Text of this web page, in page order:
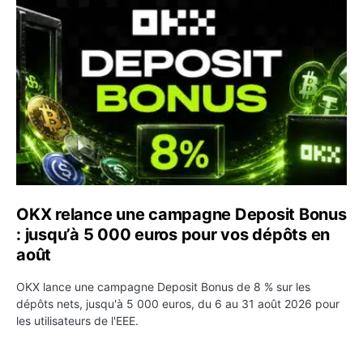
OKX relance une campagne Deposit Bonus : jusqu’à 5
OKX relance une campagne Deposit Bonus
: jusqu’à 5 000 euros pour vos dépôts en
août
OKX lance une campagne Deposit Bonus de 8 % sur les
dépôts nets, jusqu'à 5 000 euros, du 6 au 31 août 2026 pour
les utilisateurs de l'EEE.